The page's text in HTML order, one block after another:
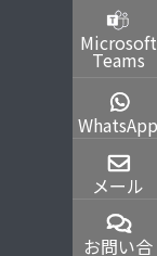
Microsoft
Teams
WhatsApp
メール
お問い合